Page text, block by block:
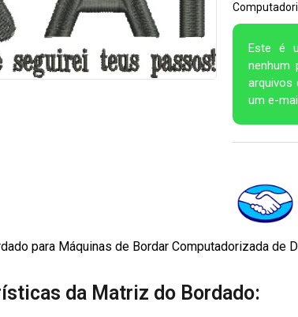
Este é
nenhum
arquivos
um e-
para Máquinas de Bordar Computadorizada de
da Matriz do Bordado: